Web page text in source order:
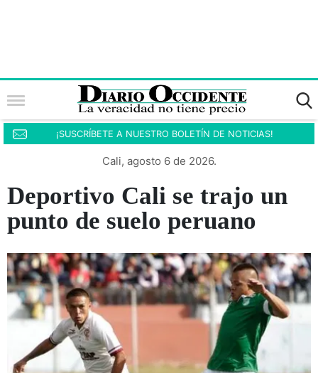
¡SUSCRÍBETE A NUESTRO BOLETÍN DE NOTICIAS!
Cali, agosto 6 de 2026.
Deportivo Cali se trajo un
punto de suelo peruano